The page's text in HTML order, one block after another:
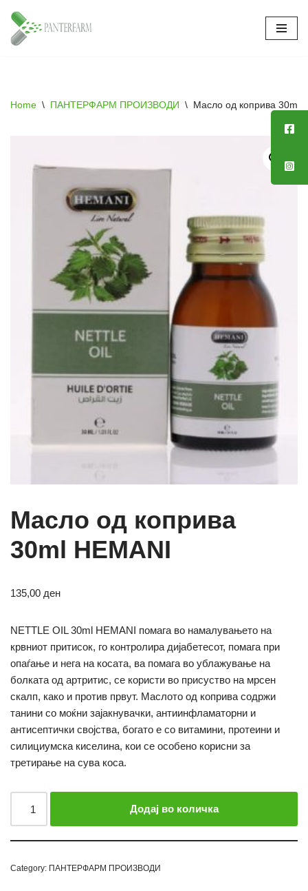
Skip
Home \ ПАНТЕРФАРМ ПРОИЗВОДИ \ Масло од коприва 30ml
Масло од коприва
30ml HEMANI
135,00 ден
NETTLE OIL 30ml HEMANI помага во намалувањето на
крвниот притисок, го контролира дијабетесот, помага при
опаѓање и нега на косата, ва помага во ублажување на
болката од артритис, се користи во присуство на мрсен
скалп, како и против првут. Маслото од коприва содржи
танини со моќни зајакнувачки, антиинфламаторни и
антисептички својства, богато е со витамини, протеини и
силициумска киселина, кои се особено корисни за
третирање на сува коса.
Додај во количка
Category: ПАНТЕРФАРМ ПРОИЗВОДИ